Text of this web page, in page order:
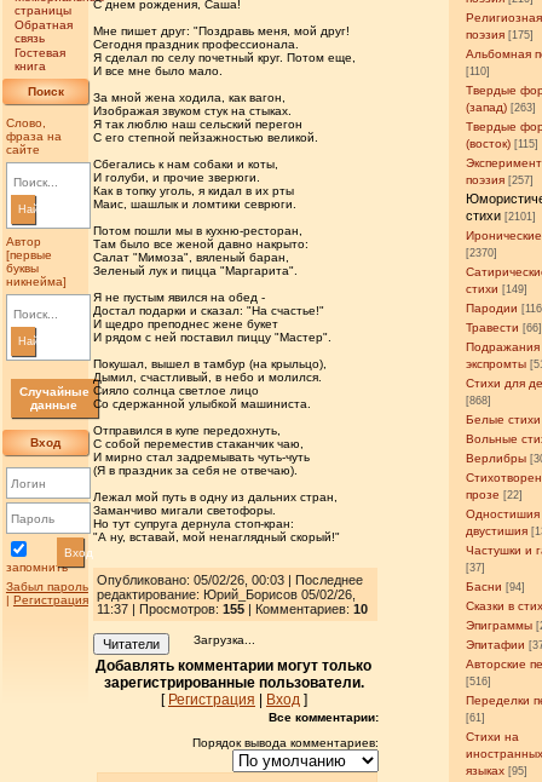
страницы
Обратная
связь
Гостевая
книга
Поиск
Слово,
фраза на
сайте
Найти
Автор
[первые
буквы
никнейма]
Найти
Случайные
данные
Вход
запомнить
Вход
Забыл пароль
| Регистрация
Религиозная
поэзия [175]
Альбомная
[110]
Твердые
(запад) [263]
Твердые
(восток) [115]
поэзия [257]
стихи [2101]
[2370]
стихи [149]
Пародии
Травести [66]
Подражания
экспромты
Стихи для
[868]
Белые стихи
Вольные
Верлибры
прозе [22]
Одностишия
двустишия
Частушки и
[37]
Басни [94]
Сказки в
Эпиграммы
Эпитафии
Авторские
[516]
Переделки
[61]
Стихи на
языках [95]
С днем рождения, Саша!
Мне пишет друг: "Поздравь меня, мой друг!
Сегодня праздник профессионала.
Я сделал по селу почетный круг. Потом еще,
И все мне было мало.
За мной жена ходила, как вагон,
Изображая звуком стук на стыках.
Я так люблю наш сельский перегон
С его степной пейзажностью великой.
Сбегались к нам собаки и коты,
И голуби, и прочие зверюги.
Как в топку уголь, я кидал в их рты
Маис, шашлык и ломтики севрюги.
Потом пошли мы в кухню-ресторан,
Там было все женой давно накрыто:
Салат "Мимоза", вяленый баран,
Зеленый лук и пицца "Маргарита".
Я не пустым явился на обед -
Достал подарки и сказал: "На счастье!"
И щедро преподнес жене букет
И рядом с ней поставил пиццу "Мастер".
Покушал, вышел в тамбур (на крыльцо),
Дымил, счастливый, в небо и молился.
Сияло солнца светлое лицо
Со сдержанной улыбкой машиниста.
Отправился в купе передохнуть,
С собой переместив стаканчик чаю,
И мирно стал задремывать чуть-чуть
(Я в праздник за себя не отвечаю).
Лежал мой путь в одну из дальних стран,
Заманчиво мигали светофоры.
Но тут супруга дернула стоп-кран:
"А ну, вставай, мой ненаглядный скорый!"
Опубликовано: 05/02/26, 00:03 | Последнее
редактирование: Юрий_Борисов 05/02/26,
11:37 | Просмотров: 155| Комментариев: 10
Читатели Загрузка...
Добавлять комментарии могут только
зарегистрированные пользователи.
[ Регистрация Вход]
Все комментарии:
Порядок вывода комментариев: